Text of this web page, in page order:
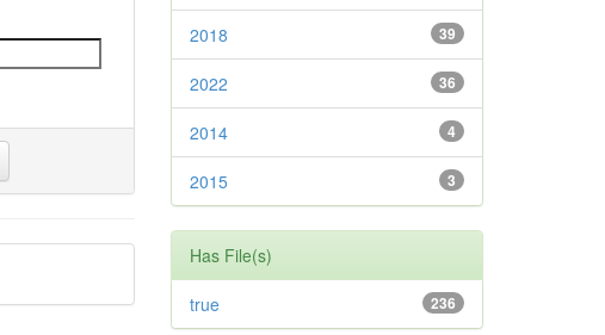
39
2018
36
2022
4
2014
3
2015
Has File(s)
236
true